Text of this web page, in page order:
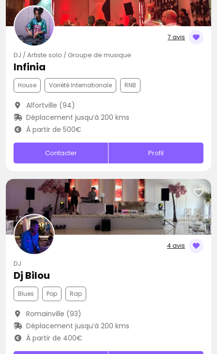
7 avis
DJ / Artiste solo / Groupe de musique
Infinia
House Variété Internationale RNB
Alfortville (94)
Déplacement jusqu’à 200 kms
À partir de 500€
Contacter Profil
4 avis
DJ
Dj Bilou
Blues Pop Rap
Romainville (93)
Déplacement jusqu’à 200 kms
À partir de 400€